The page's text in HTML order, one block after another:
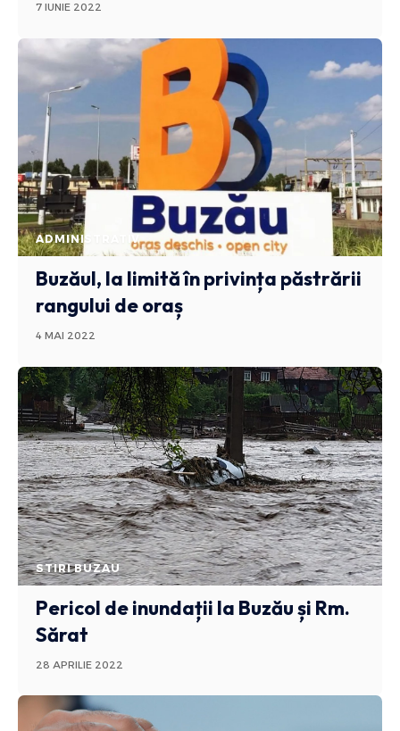
7 IUNIE 2022
ADMINISTRATIV
Buzăul, la limită în privința păstrării
rangului de oraș
4 MAI 2022
STIRI BUZAU
Pericol de inundații la Buzău și Rm.
Sărat
28 APRILIE 2022